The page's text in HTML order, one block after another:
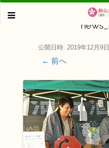
公開日時: 2019年12月9日
← 前へ